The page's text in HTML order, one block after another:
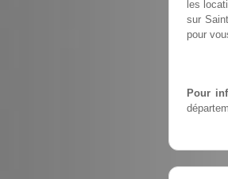
les
sur
pour
Pour